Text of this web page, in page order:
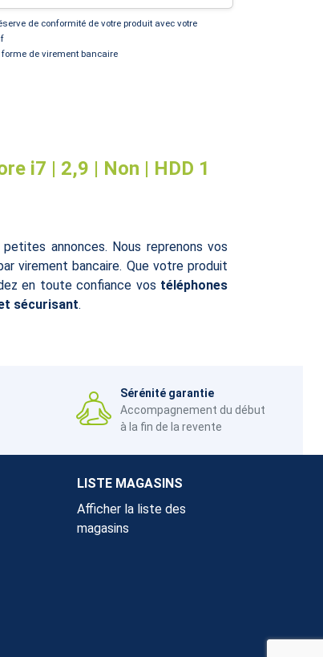
de conformité de votre produit avec votre
forme de virement bancaire
i7 | 2,9 | Non | HDD 1
annonces. Nous reprenons vos
virement bancaire. Que votre produit
en toute confiance vos téléphones
sécurisant.
Sérénité garantie
Accompagnement du début
à la fin de la revente
LISTE MAGASINS
Afficher la liste des
magasins